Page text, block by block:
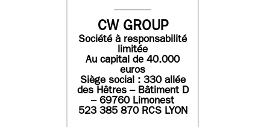
CW GROUP
Société à responsabilité
limitée
Au capital de 40.000
euros
Siège social : 330 allée
des Hêtres – Bâtiment D
– 69760 Limonest
523 385 870 RCS LYON